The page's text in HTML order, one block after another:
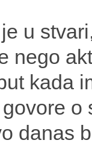
u
nego
kada
danas